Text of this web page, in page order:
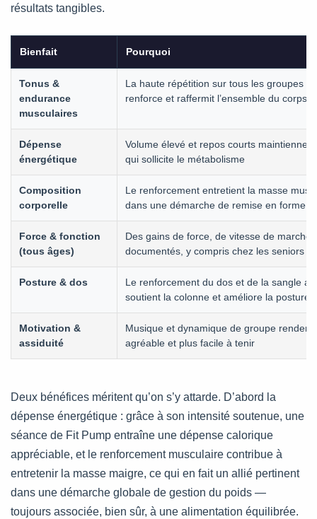
résultats tangibles.
Bienfait Pourquoi
Tonus &
endurance
musculaires
La haute répétition sur tous les groupes
renforce et raffermit l’ensemble du corps
Dépense
énergétique
Volume élevé et repos courts
qui sollicite le métabolisme
Composition
corporelle
Le renforcement entretient la masse
dans une démarche de remise en forme
Force & fonction
(tous âges)
Des gains de force, de vitesse de marche
documentés, y compris chez les seniors
Posture & dos
Le renforcement du dos et de la sangle
soutient la colonne et améliore la posture
Motivation &
assiduité
Musique et dynamique de groupe rendent
agréable et plus facile à tenir
Deux bénéfices méritent qu’on s’y attarde. D’abord la
dépense énergétique : grâce à son intensité soutenue, une
séance de Fit Pump entraîne une dépense calorique
appréciable, et le renforcement musculaire contribue à
entretenir la masse maigre, ce qui en fait un allié pertinent
dans une démarche globale de gestion du poids —
toujours associée, bien sûr, à une alimentation équilibrée.